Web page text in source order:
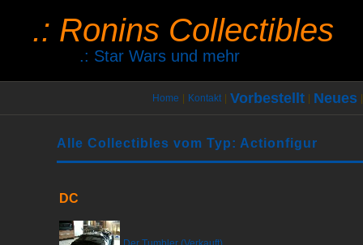
.: Ronins Collectibles
.: Star Wars und mehr
Home Kontakt Vorbestellt Neues
Alle Collectibles vom Typ: Actionfigur
DC